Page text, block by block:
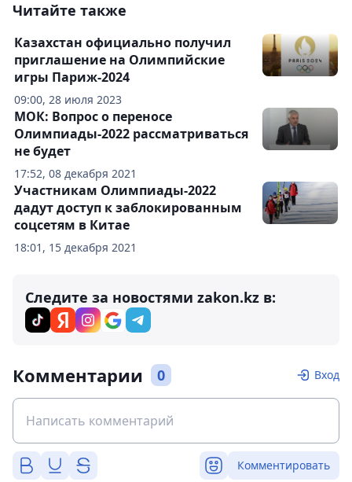
Читайте также
09:00, 28 июля 2023
Казахстан официально получил
приглашение на Олимпийские
игры Париж-2024
17:52, 08 декабря 2021
МОК: Вопрос о переносе
Олимпиады-2022 рассматриваться
не будет
18:01, 15 декабря 2021
Участникам Олимпиады-2022
дадут доступ к заблокированным
соцсетям в Китае
Следите за новостями zakon.kz в:
Комментарии 0 Вход
Комментировать